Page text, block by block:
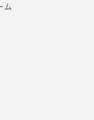
ム